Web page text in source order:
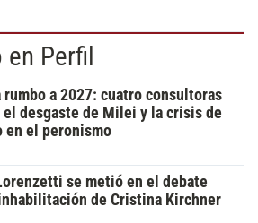
en Perfil
rumbo a 2027: cuatro consultoras
desgaste de Milei y la crisis de
en el peronismo
se metió en el debate
de Cristina Kirchner